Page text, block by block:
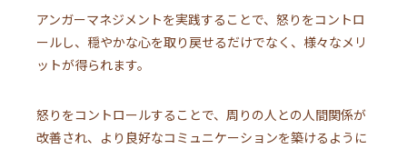
アンガーマネジメントを実践することで、怒りをコントロ
ールし、穏やかな心を取り戻せるだけでなく、様々なメリ
ットが得られます。
怒りをコントロールすることで、周りの人との人間関係が
改善され、より良好なコミュニケーションを築けるように